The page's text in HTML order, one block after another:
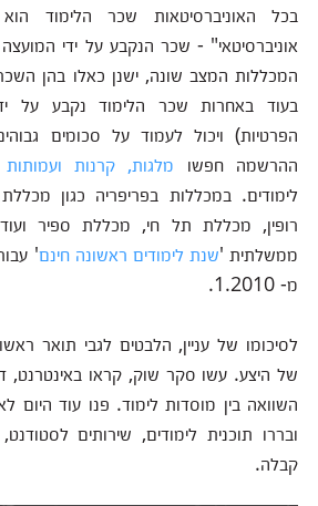
בכל האוניברסיטאות שכר הלימוד
אוניברסיטאי" - שכר הנקבע על ידי
המכללות המצב שונה, ישנן כאלו בהן
בעוד באחרות שכר הלימוד נקבע על
הפרטיות) ויכול לעמוד על סכומים
ההרשמה חפשו מלגות, קרנות ועמותות
לימודים. במכללות בפריפריה כגון
רופין, מכללת תל חי, מכללת ספיר
ממשלתית 'שנת לימודים ראשונה חינם'
מ- 1.2010.
לסיכומו של עניין, הלבטים לגבי תואר
של היצע. עשו סקר שוק, קראו באינטרנט,
השוואה בין מוסדות לימוד. פנו עוד היום
ובררו תוכנית לימודים, שירותים
קבלה.